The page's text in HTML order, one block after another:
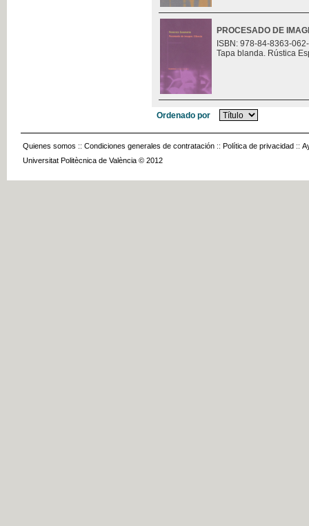
PROCESADO DE
ISBN: 978-84-8363-
Tapa blanda. Rústica
Ordenado por
Quienes somos :: Condiciones generales de contratación :: Política de privacidad ::
Universitat Politècnica de València © 2012